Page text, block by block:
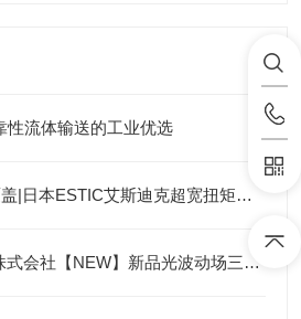
性流体输送的工业优选
1N·m~600N·m全能覆盖|日本ESTIC艾斯迪克超宽扭矩弯头枪
日本otsuka大塚电子株式会社【NEW】新品光波动场三次元显微镜MINUK